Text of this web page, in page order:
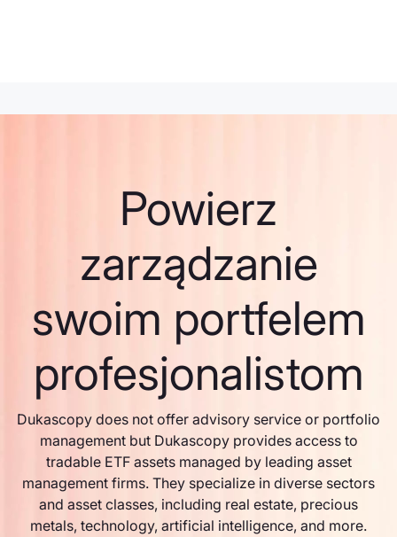
Powierz
zarządzanie
swoim portfelem
profesjonalistom
Dukascopy does not offer advisory service or portfolio
management but Dukascopy provides access to
tradable ETF assets managed by leading asset
management firms. They specialize in diverse sectors
and asset classes, including real estate, precious
metals, technology, artificial intelligence, and more.